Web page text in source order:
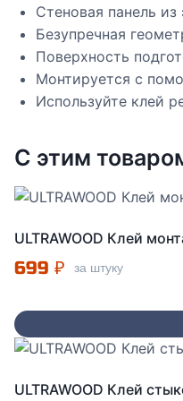
Стеновая панель
Безупречная
Поверхность
Монтируется с
Используйте клей
С этим
ULTRAWOOD Клей
699 ₽ за штуку
ULTRAWOOD Клей